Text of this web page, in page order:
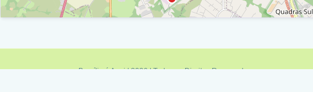
Q 300 - 206 / Ra Xv
Central / Ra Xv
Brasília é Aqui | 2026 | Todos os Direitos Reservados